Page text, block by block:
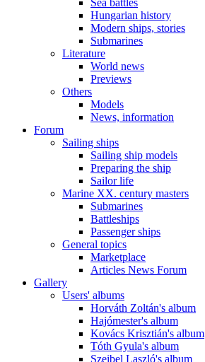
Hungarian history
Modern ships, stories
Submarines
Literature
World news
Previews
Others
Models
News, information
Forum
Sailing ships
Sailing ship models
Preparing the ship
Sailor life
Marine XX. century masters
Submarines
Battleships
Passenger ships
General topics
Marketplace
Articles News Forum
Gallery
Users' albums
Horváth Zoltán's album
Hajómester's album
Kovács Krisztián's album
Tóth Gyula's album
Szeibel Laszló's album